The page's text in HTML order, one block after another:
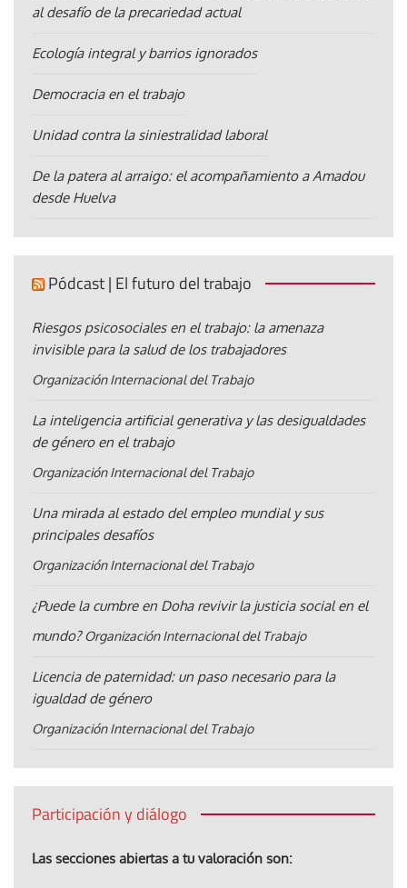
al desafío de la precariedad actual
Ecología integral y barrios ignorados
Democracia en el trabajo
Unidad contra la siniestralidad laboral
De la patera al arraigo: el acompañamiento a Amadou
desde Huelva
Pódcast | El futuro del trabajo
Riesgos psicosociales en el trabajo: la amenaza
invisible para la salud de los trabajadores
Organización Internacional del Trabajo
La inteligencia artificial generativa y las desigualdades
de género en el trabajo
Organización Internacional del Trabajo
Una mirada al estado del empleo mundial y sus
principales desafíos
Organización Internacional del Trabajo
¿Puede la cumbre en Doha revivir la justicia social en el
mundo? Organización Internacional del Trabajo
Licencia de paternidad: un paso necesario para la
igualdad de género
Organización Internacional del Trabajo
Participación y diálogo
Las secciones abiertas a tu valoración son: